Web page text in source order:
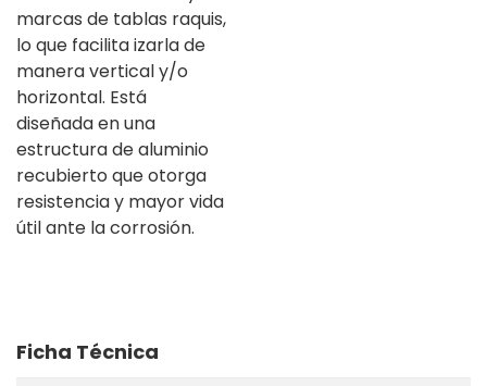
marcas de tablas raquis,
lo que facilita izarla de
manera vertical y/o
horizontal. Está
diseñada en una
estructura de aluminio
recubierto que otorga
resistencia y mayor vida
útil ante la corrosión.
Ficha Técnica